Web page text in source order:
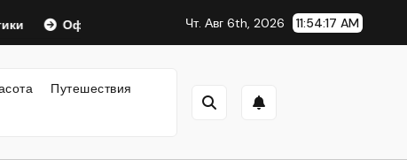
Оформление аккредитивов в международной торговле
Чт. Авг 6th, 2026 11:54:17 AM
Путешествия